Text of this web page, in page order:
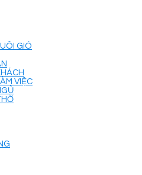
GIÓ
VIỆC